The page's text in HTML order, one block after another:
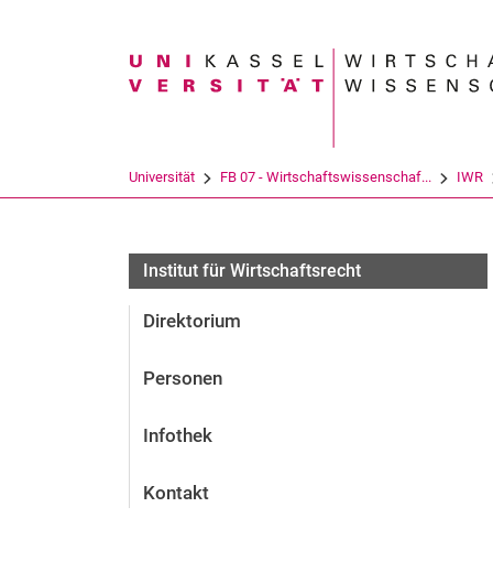
Suchbegriff
Universität FB 07 - Wirtschaftswissenschaf... IWR
Institut für Wirtschaftsrecht
Direktorium
Personen
Infothek
Kontakt